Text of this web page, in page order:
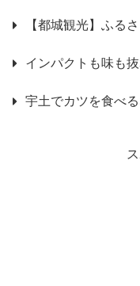
【都城観光】ふる
インパクトも味も
宇土でカツを食べる